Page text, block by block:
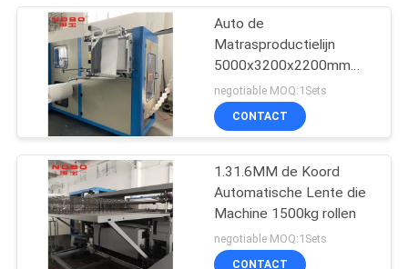
de machine van de
zaklente
De matraslente die
Machine rollen
17
Auto de
Matrasproductielijn
5000x3200x2200mm
van de Koordlente
negotiable MOQ:1Sets
CONTACT
1.31.6MM de Koord
Automatische Lente die
Machine 1500kg rollen
negotiable MOQ:1Sets
CONTACT